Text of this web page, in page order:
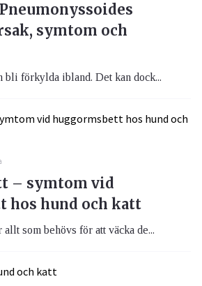
symtom och
bli förkylda ibland. Det kan dock...
– symtom vid
hos hund och katt
allt som behövs för att väcka de...